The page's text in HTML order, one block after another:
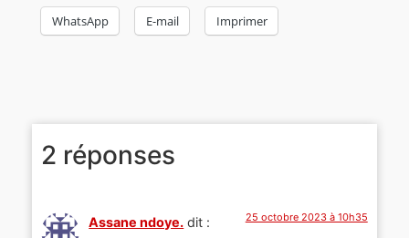
WhatsApp E-mail Imprimer
2 réponses
Assane ndoye. dit : 25 octobre 2023 à 10h35